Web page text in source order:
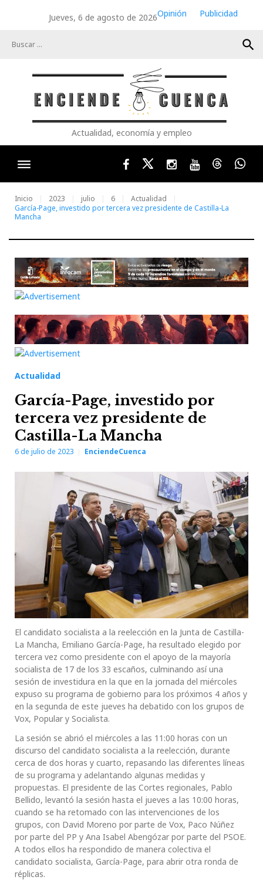
Jueves, 6 de agosto de 2026Opinión
Publicidad
search
Actualidad, economía y empleo
FacebookTwitterInstagram
YoutubeThreads
Inicio 2023 julio 6
Actualidad
García-Page, investido por tercera vez presidente de Castilla-La
Mancha
Actualidad
García-Page, investido por
tercera vez presidente de
Castilla-La Mancha
6 de julio de 2023 EnciendeCuenca
El candidato socialista a la reelección en la Junta de Castilla-
La Mancha, Emiliano García-Page, ha resultado elegido por
tercera vez como presidente con el apoyo de la mayoría
socialista de 17 de los 33 escaños, culminando así una
sesión de investidura en la que en la jornada del miércoles
expuso su programa de gobierno para los próximos 4 años y
en la segunda de este jueves ha debatido con los grupos de
Vox, Popular y Socialista.
La sesión se abrió el miércoles a las 11:00 horas con un
discurso del candidato socialista a la reelección, durante
cerca de dos horas y cuarto, repasando las diferentes líneas
de su programa y adelantando algunas medidas y
propuestas. El presidente de las Cortes regionales, Pablo
Bellido, levantó la sesión hasta el jueves a las 10:00 horas,
cuando se ha retomado con las intervenciones de los
grupos, con David Moreno por parte de Vox, Paco Núñez
por parte del PP y Ana Isabel Abengózar por parte del PSOE.
A todos ellos ha respondido de manera colectiva el
candidato socialista, García-Page, para abrir otra ronda de
réplicas.